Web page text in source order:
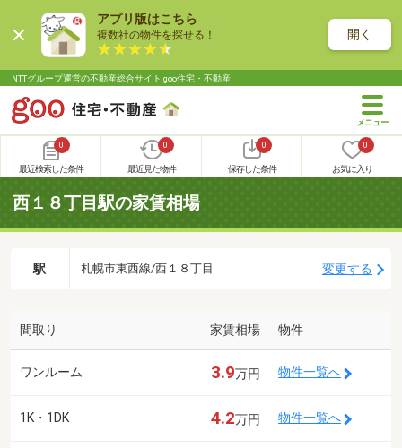
アプリ版はこちら
複数社の物件を探せる！ 開く
NTTグループ運営の不動産総合サイト goo住宅・不動産
0
最近検索した条件
0
最近見た物件
0
保存した条件
0
お気に入り
西１８丁目駅の家賃相場
駅 札幌市東西線/西１８丁目 変更する
間取り 家賃相場 物件
ワンルーム 3.9万円 物件一覧へ
1K・1DK 4.2万円 物件一覧へ